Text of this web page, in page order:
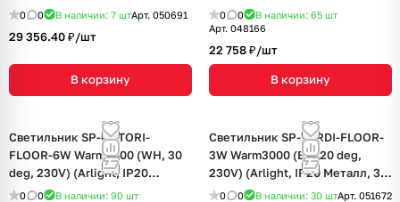
0 0 В наличии: 7 штАрт. 050691
29 356.40 ₽/шт
В корзину
Металл, 3 года)
0 0 В наличии: 65 шт
Арт. 048166
22 758 ₽/шт
В корзину
Светильник SP-OTTORI-
FLOOR-6W Warm3000 (WH, 30
deg, 230V) (Arlight, IP20
Металл, 3 года)
0 0 В наличии: 90 шт
Светильник SP-VERDI-FLOOR-
3W Warm3000 (BK, 20 deg,
230V) (Arlight, IP20 Металл, 3
года)
0 0 В наличии: 30 штАрт. 051672